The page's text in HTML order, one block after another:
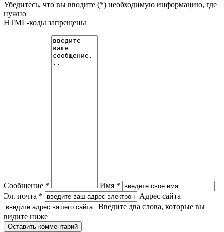
Убедитесь, что вы вводите (*) необходимую информацию, где
нужно
HTML-коды запрещены
Сообщение *
Имя *
Эл. почта *
Адрес сайта
Введите два слова, которые вы
видите ниже